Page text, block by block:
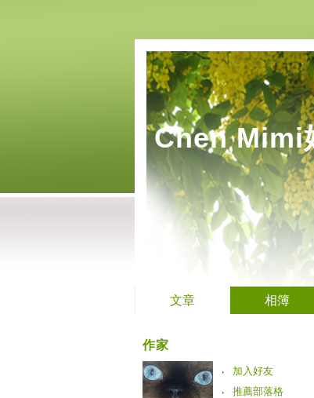
Chen Mimi
文章 相簿
作家
加入好友
推薦部落格